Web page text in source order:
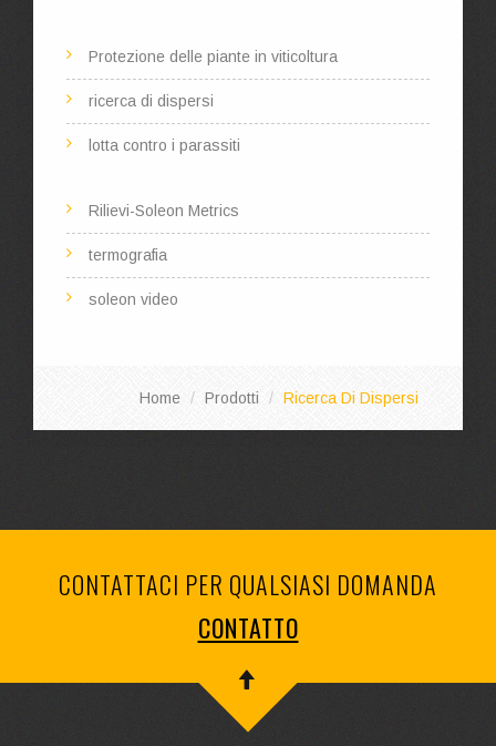
Protezione delle piante in viticoltura
ricerca di dispersi
lotta contro i parassiti
Rilievi-Soleon Metrics
termografia
soleon video
Home Prodotti Ricerca Di Dispersi
CONTATTACI PER QUALSIASI DOMANDA
CONTATTO